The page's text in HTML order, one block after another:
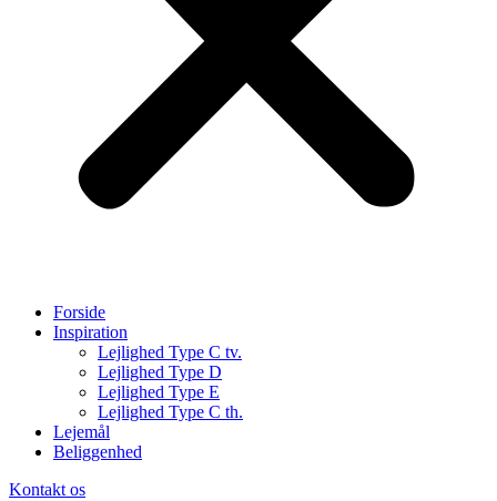
Forside
Inspiration
Lejlighed Type C tv.
Lejlighed Type D
Lejlighed Type E
Lejlighed Type C th.
Lejemål
Beliggenhed
Kontakt os